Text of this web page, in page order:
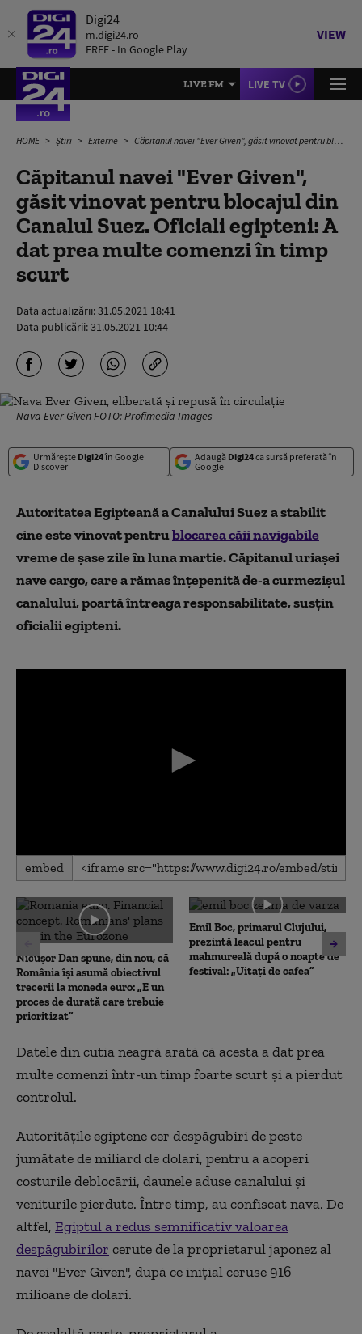
Digi24
m.digi24.ro
FREE - In Google Play
VIEW
LIVE FM LIVE TV
HOME Știri Externe Căpitanul navei "Ever Given", găsit vinovat pentru blocajul din Canalul Suez. Oficiali egipteni: A dat prea multe comenzi în timp scurt
Căpitanul navei "Ever Given",
găsit vinovat pentru blocajul din
Canalul Suez. Oficiali egipteni: A
dat prea multe comenzi în timp
scurt
Data actualizării:31.05.2021 18:41
Data publicării:31.05.2021 10:44
Nava Ever Given FOTO: Profimedia Images
Urmărește Digi24în Google
Discover
Adaugă Digi24ca sursă preferată în
Google
Autoritatea Egipteană a Canalului Suez a stabilit
cine este vinovat pentrublocarea căii navigabile
vreme de șase zile în luna martie. Căpitanul uriașei
nave cargo, care a rămas înțepenită de-a curmezișul
canalului, poartă întreaga responsabilitate, susțin
oficialii egipteni.
0
seconds
0
seconds
embed
Nicușor Dan spune, din nou, că
România își asumă obiectivul
trecerii la moneda euro: „E un
proces de durată care trebuie
prioritizat”
Emil Boc, primarul Clujului,
prezintă leacul pentru
mahmureală după o noapte de
festival: „Uitați de cafea”
Datele din cutia neagră arată că acesta a dat prea
multe comenzi într-un timp foarte scurt și a pierdut
controlul.
Autoritățile egiptene cer despăgubiri de peste
jumătate de miliard de dolari, pentru a acoperi
costurile deblocării, daunele aduse canalului și
veniturile pierdute. Între timp, au confiscat nava. De
altfel, Egiptul a redus semnificativ valoarea
despăgubirilor cerute de la proprietarul japonez al
navei ''Ever Given'', după ce inițial ceruse 916
milioane de dolari.